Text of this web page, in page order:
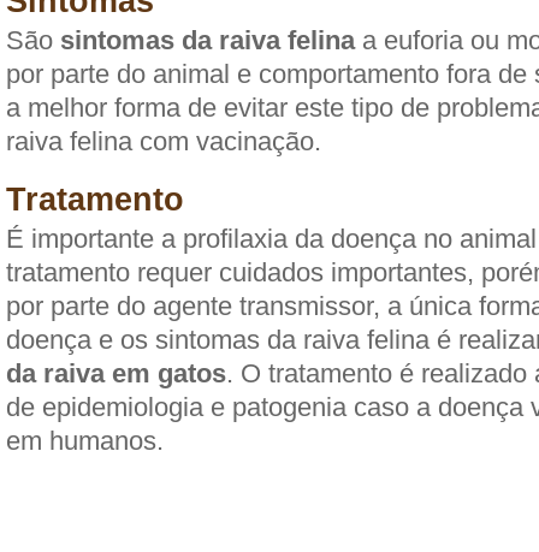
São sintomas da raiva felinaa euforia ou
por parte do animal e comportamento fora de
a melhor forma de evitar este tipo de
raiva felina com vacinação.
Tratamento
É importante a profilaxia da doença no
tratamento requer cuidados importantes,
por parte do agente transmissor, a única
doença e os sintomas da raiva felina é
da raiva em gatos. O tratamento é realizado
de epidemiologia e patogenia caso a doença
em humanos.